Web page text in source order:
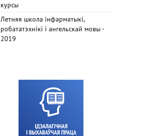
курсы
Летняя школа інфарматыкі,
робататэхнікі і ангельскай мовы -
2019